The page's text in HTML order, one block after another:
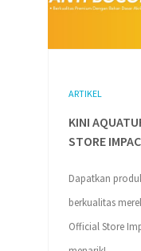
ARTIKEL
KINI
STORE
Dapatkan
berkualitas
Official Store